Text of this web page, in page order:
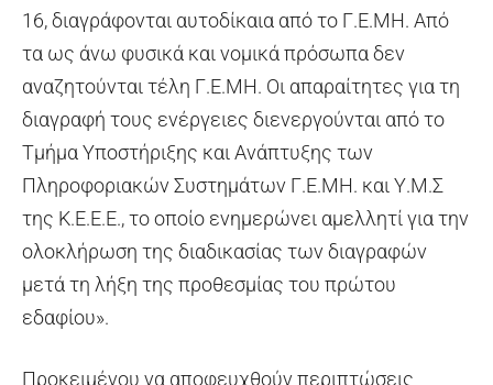
16, διαγράφονται αυτοδίκαια από το Γ.Ε.ΜΗ. Από
τα ως άνω φυσικά και νομικά πρόσωπα δεν
αναζητούνται τέλη Γ.Ε.ΜΗ. Οι απαραίτητες για τη
διαγραφή τους ενέργειες διενεργούνται από το
Τμήμα Υποστήριξης και Ανάπτυξης των
Πληροφοριακών Συστημάτων Γ.Ε.ΜΗ. και Υ.Μ.Σ
της Κ.Ε.Ε.Ε., το οποίο ενημερώνει αμελλητί για την
ολοκλήρωση της διαδικασίας των διαγραφών
μετά τη λήξη της προθεσμίας του πρώτου
εδαφίου».
Προκειμένου να αποφευχθούν περιπτώσεις